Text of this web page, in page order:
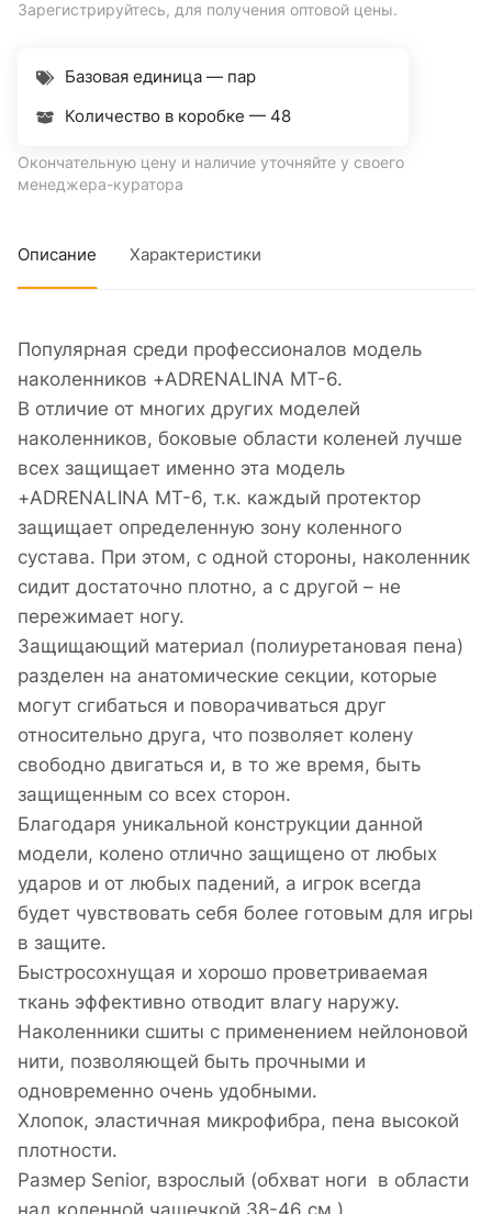
Зарегистрируйтесь, для получения оптовой цены.
Базовая единица — пар
Количество в коробке — 48
Окончательную цену и наличие уточняйте у своего
менеджера-куратора
Описание Характеристики
Популярная среди профессионалов модель
наколенников +ADRENALINA MT-6.
В отличие от многих других моделей
наколенников, боковые области коленей лучше
всех защищает именно эта модель
+ADRENALINA MT-6, т.к. каждый протектор
защищает определенную зону коленного
сустава. При этом, с одной стороны, наколенник
сидит достаточно плотно, а с другой – не
пережимает ногу.
Защищающий материал (полиуретановая пена)
разделен на анатомические секции, которые
могут сгибаться и поворачиваться друг
относительно друга, что позволяет колену
свободно двигаться и, в то же время, быть
защищенным со всех сторон.
Благодаря уникальной конструкции данной
модели, колено отлично защищено от любых
ударов и от любых падений, а игрок всегда
будет чувствовать себя более готовым для игры
в защите.
Быстросохнущая и хорошо проветриваемая
ткань эффективно отводит влагу наружу.
Наколенники сшиты с применением нейлоновой
нити, позволяющей быть прочными и
одновременно очень удобными.
Хлопок, эластичная микрофибра, пена высокой
плотности.
Размер Senior, взрослый (обхват ноги в области